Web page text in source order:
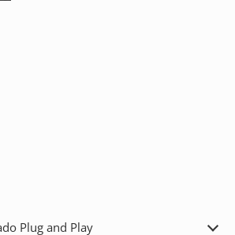
Plug and Play